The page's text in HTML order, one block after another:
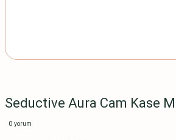
Seductive Aura Cam Kase
0 yorum